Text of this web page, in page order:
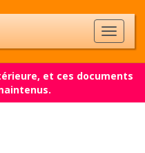
et ces documents